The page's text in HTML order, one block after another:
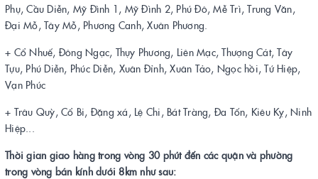
Phụ, Cầu Diễn, Mỹ Đình 1, Mỹ Đình 2, Phú Đô, Mễ Trì, Trung Văn,
Đại Mỗ, Tây Mỗ, Phương Canh, Xuân Phương.
+ Cổ Nhuế, Đông Ngạc, Thụy Phương, Liên Mạc, Thượng Cát, Tây
Tựu, Phú Diễn, Phúc Diễn, Xuân Đỉnh, Xuân Tảo, Ngọc hồi, Tứ Hiệp,
Vạn Phúc
+ Trâu Quỳ, Cổ Bi, Đặng xá, Lệ Chi, Bát Tràng, Đa Tốn, Kiêu Kỵ, Ninh
Hiệp...
Thời gian giao hàng trong vòng 30 phút đến các quận và phường
trong vòng bán kính dưới 8km như sau: